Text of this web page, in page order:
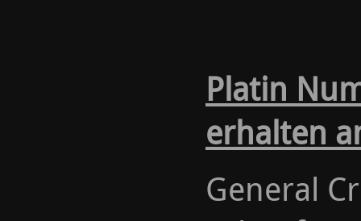
Platin
erhalten
General